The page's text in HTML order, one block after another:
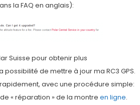
la FAQ en anglais):
Suisse pour obtenir plus
possibilité de mettre à jour ma RC3 GPS.
avec une procédure simple:
« réparation » de la montre en ligne.